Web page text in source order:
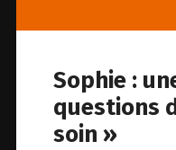
Sophie :
questions
soin »